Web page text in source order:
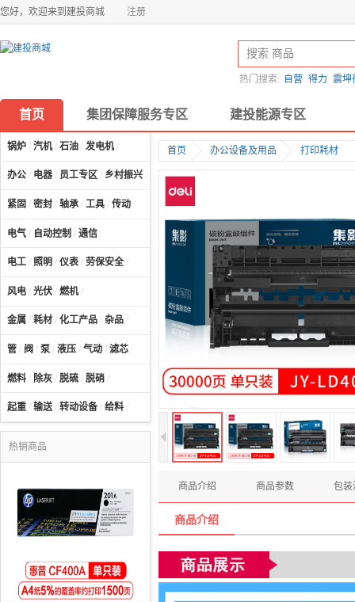
您好，欢迎来到建投商城 注册
热门搜索: 自营 得力 震坤
首页 集团保障服务专区 建投能源专区
锅炉 / 汽机/ 石油 / 发电机/
办公 / 电器 / 员工专区 / 乡村振兴 / 计算机及配件
紧固 / 密封 / 轴承 / 工具 / 传动
电气 / 自动控制 / 通信
电工 / 照明 / 仪表 / 劳保安全 /
风电 / 光伏 / 燃机/
金属 / 耗材 / 化工产品 / 杂品 /
管 / 阀 / 泵 / 液压 / 气动 / 滤芯
燃料 / 除灰 / 脱硫 / 脱硝 /
起重 / 输送/ 转动设备 / 给料 /
热销商品
首页 办公设备及用品 打印耗材
商品介绍 商品参数 包装
商品介绍